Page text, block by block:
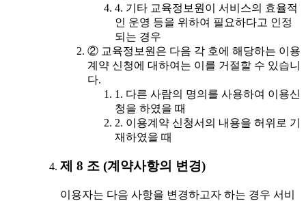
4. 기타 교육정보원이 서비스의 효율적
인 운영 등을 위하여 필요하다고 인정
되는 경우
② 교육정보원은 다음 각 호에 해당하는 이용
계약 신청에 대하여는 이를 거절할 수 있습니
다.
1. 다른 사람의 명의를 사용하여 이용신
청을 하였을 때
2. 이용계약 신청서의 내용을 허위로 기
재하였을 때
제 8 조 (계약사항의 변경)
이용자는 다음 사항을 변경하고자 하는 경우 서비